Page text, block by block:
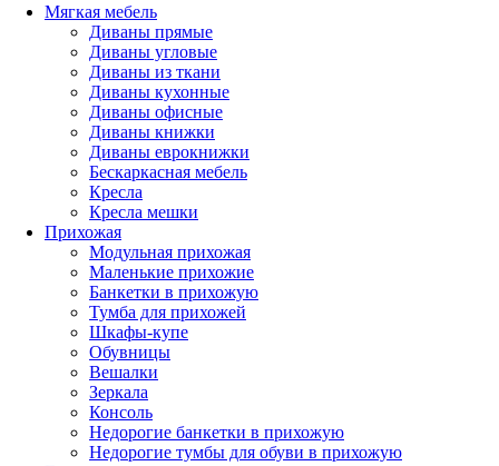
Мягкая мебель
Диваны прямые
Диваны угловые
Диваны из ткани
Диваны кухонные
Диваны офисные
Диваны книжки
Диваны еврокнижки
Бескаркасная мебель
Кресла
Кресла мешки
Прихожая
Модульная прихожая
Маленькие прихожие
Банкетки в прихожую
Тумба для прихожей
Шкафы-купе
Обувницы
Вешалки
Зеркала
Консоль
Недорогие банкетки в прихожую
Недорогие тумбы для обуви в прихожую